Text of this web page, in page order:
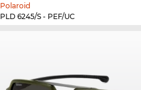
Polaroid
PLD 6245/S - PEF/UC